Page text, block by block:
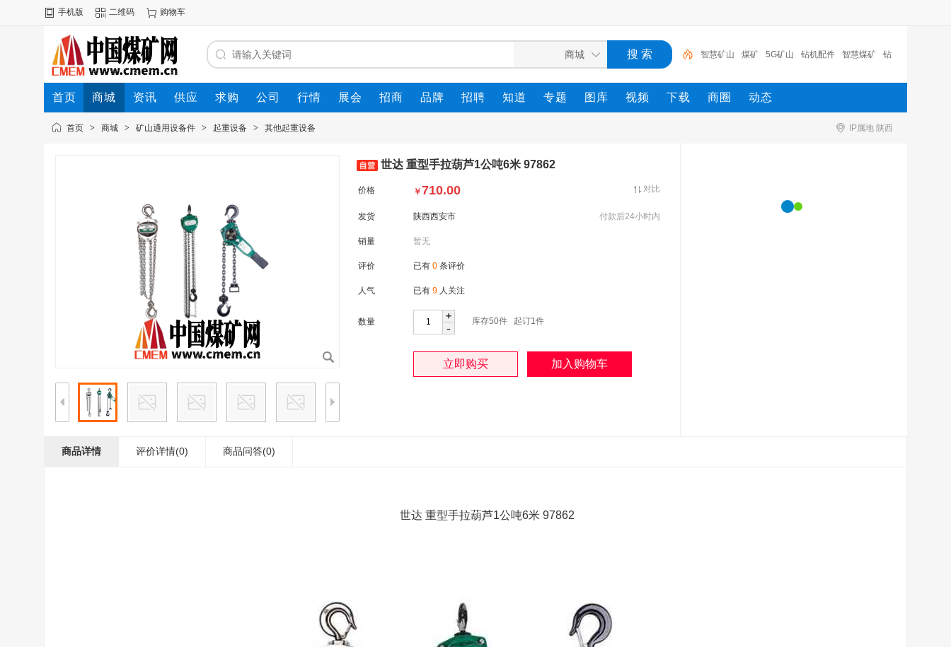
手机版 二维码 购物车
煤矿 5G矿山 钻机配件 智慧煤矿 钻 支护 劳保
用品 风门 传感器 智慧矿山
首页 商城 资讯 供应 求购 公司 行情 展会 招商 品牌 招聘 知道 专题 图库 视频 下载 商圈 动态
IP属地 陕西
首页 > 商城 > 矿山通用设备件 > 起重设备 > 其他起重设备
世达 重型手拉葫芦1公吨6米 97862
价格 ￥710.00 对比
发货 陕西西安市 付款后24小时内
销量 暂无
评价 已有 0 条评价
人气 已有 9 人关注
数量 +
- 库存50件 起订1件
商品详情 评价详情(0) 商品问答(0)
世达 重型手拉葫芦1公吨6米 97862